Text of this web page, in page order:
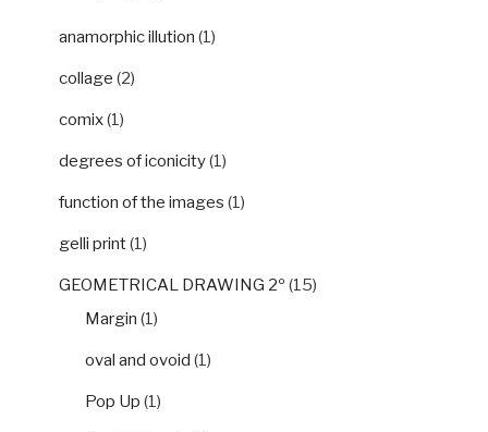
anamorphic illution (1)
collage (2)
comix(1)
degrees of iconicity(1)
function of the images (1)
gelli print(1)
GEOMETRICAL DRAWING 2º (15)
Margin (1)
oval and ovoid (1)
Pop Up (1)